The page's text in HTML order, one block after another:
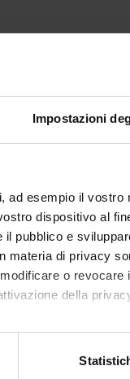
Impostazioni
ad esempio il vostro
dispositivo al
pubblico e
di privacy
o
della
con